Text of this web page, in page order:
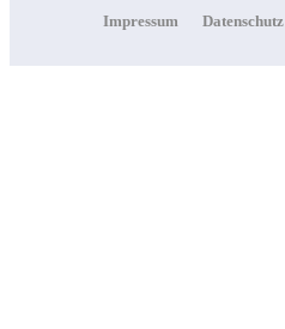
Impressum
Datenschutz